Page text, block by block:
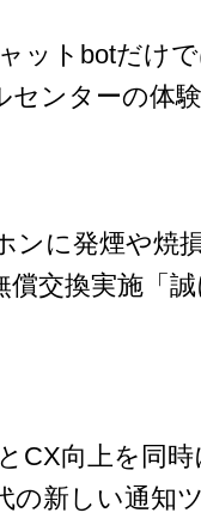
ットbotだけ
ンターの体
ンに発煙や
償交換実施「
CX向上を同
の新しい通知